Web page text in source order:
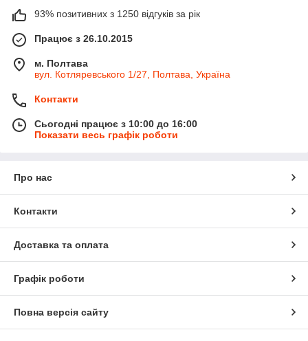
93% позитивних з 1250 відгуків за рік
Працює з 26.10.2015
м. Полтава
вул. Котляревського 1/27, Полтава, Україна
Контакти
Сьогодні працює з 10:00 до 16:00
Показати весь графік роботи
Про нас
Контакти
Доставка та оплата
Графік роботи
Повна версія сайту